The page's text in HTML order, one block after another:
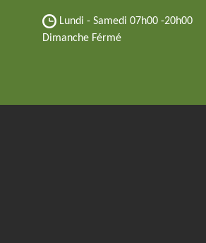
Lundi - Samedi 07h00 -20h00
Dimanche Férmé